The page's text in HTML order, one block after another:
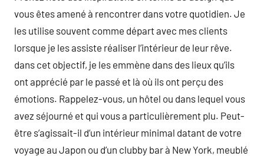
vous êtes amené à rencontrer dans votre quotidien. Je
les utilise souvent comme départ avec mes clients
lorsque je les assiste réaliser l’intérieur de leur rêve.
dans cet objectif, je les emmène dans des lieux qu’ils
ont apprécié par le passé et là où ils ont perçu des
émotions. Rappelez-vous, un hôtel ou dans lequel vous
avez séjourné et qui vous a particulièrement plu. Peut-
être s’agissait-il d’un intérieur minimal datant de votre
voyage au Japon ou d’un clubby bar à New York, meublé